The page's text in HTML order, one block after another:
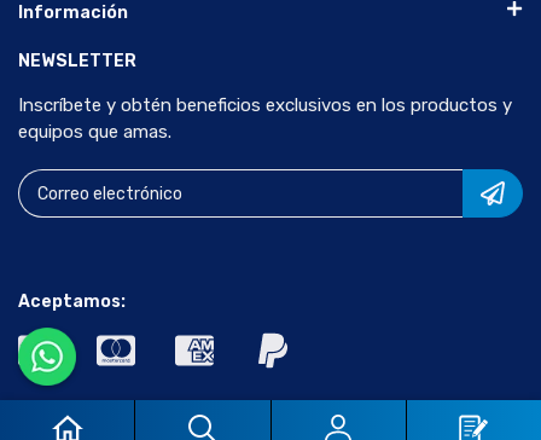
Información
NEWSLETTER
Inscríbete y obtén beneficios exclusivos en los productos y
equipos que amas.
Aceptamos:
© 2024 Científica Vela Quin S de R.L de C.V